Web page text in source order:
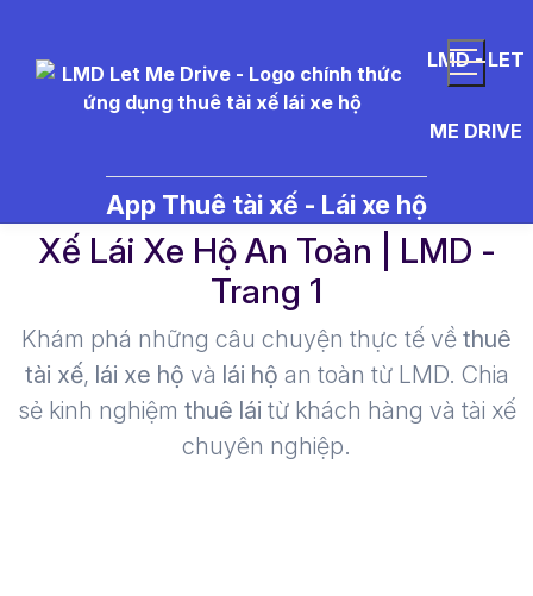
LMD - LET
ME DRIVE
App Thuê tài xế - Lái xe hộ
driver%20assistance - Thuê Tài
Xế Lái Xe Hộ An Toàn | LMD -
Trang 1​
Khám phá những câu chuyện thực tế về thuê
tài xế, lái xe hộ và lái hộ an toàn từ LMD. Chia
sẻ kinh nghiệm thuê lái từ khách hàng và tài xế
chuyên nghiệp.